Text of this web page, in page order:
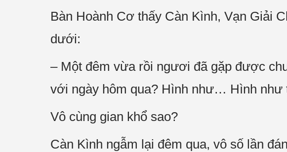
Bàn Hoành Cơ thấy Càn Kình, Vạn Giải
dưới:
– Một đêm vừa rồi ngươi đã gặp được
với ngày hôm qua? Hình như… Hình như
Vô cùng gian khổ sao?
Càn Kình ngẫm lại đêm qua, vô số lần